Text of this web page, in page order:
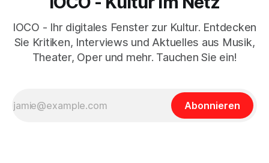
IOCO - Ihr digitales Fenster zur Kultur. Entdecken
Sie Kritiken, Interviews und Aktuelles aus Musik,
Theater, Oper und mehr. Tauchen Sie ein!
Abonnieren